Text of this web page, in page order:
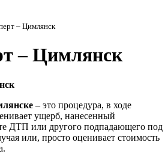
– Цимлянск
– Цимлянск
– это процедура, в ходе
ущерб, нанесенный
ДТП или другого подпадающего под
или, просто оценивает стоимость